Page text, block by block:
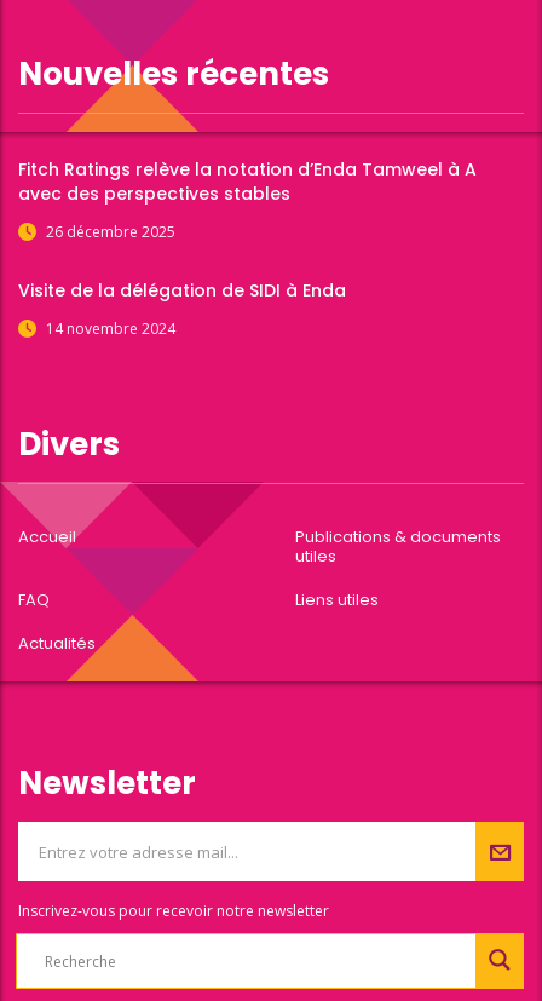
Nouvelles récentes
Fitch Ratings relève la notation d’Enda Tamweel à A
avec des perspectives stables
26 décembre 2025
Visite de la délégation de SIDI à Enda
14 novembre 2024
Divers
Accueil
Publications & documents
utiles
FAQ
Liens utiles
Actualités
Newsletter
Inscrivez-vous pour recevoir notre newsletter